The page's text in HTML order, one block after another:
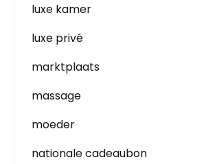
luxe kamer
luxe privé
marktplaats
massage
moeder
nationale cadeaubon